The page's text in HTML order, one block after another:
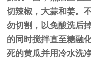
切辣椒，大蒜和姜。
勿切割，以免酸洗后
的同时搅拌直至糖融
死的黄瓜并用冷水洗